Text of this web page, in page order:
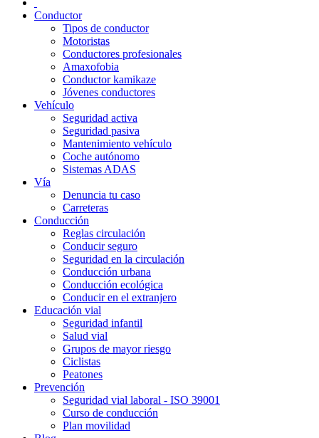
Conductor
Tipos de conductor
Motoristas
Conductores profesionales
Amaxofobia
Conductor kamikaze
Jóvenes conductores
Vehículo
Seguridad activa
Seguridad pasiva
Mantenimiento vehículo
Coche autónomo
Sistemas ADAS
Vía
Denuncia tu caso
Carreteras
Conducción
Reglas circulación
Conducir seguro
Seguridad en la circulación
Conducción urbana
Conducción ecológica
Conducir en el extranjero
Educación vial
Seguridad infantil
Salud vial
Grupos de mayor riesgo
Ciclistas
Peatones
Prevención
Seguridad vial laboral - ISO 39001
Curso de conducción
Plan movilidad